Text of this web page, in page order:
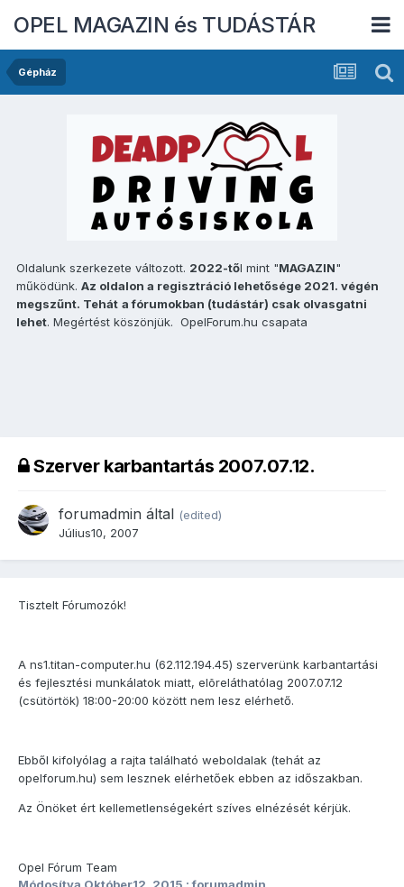
OPEL MAGAZIN és TUDÁSTÁR
Gépház
Oldalunk szerkezete változott. 2022-től mint "MAGAZIN"
működünk. Az oldalon a regisztráció lehetősége 2021. végén
megszűnt. Tehát a fórumokban (tudástár) csak olvasgatni
lehet. Megértést köszönjük. OpelForum.hu csapata
Szerver karbantartás 2007.07.12.
forumadmin által (edited)
Július10, 2007
Tisztelt Fórumozók!
A ns1.titan-computer.hu (62.112.194.45) szerverünk karbantartási
és fejlesztési munkálatok miatt, elõreláthatólag 2007.07.12
(csütörtök) 18:00-20:00 között nem lesz elérhető.
Ebből kifolyólag a rajta található weboldalak (tehát az
opelforum.hu) sem lesznek elérhetőek ebben az időszakban.
Az Önöket ért kellemetlenségekért szíves elnézését kérjük.
Opel Fórum Team